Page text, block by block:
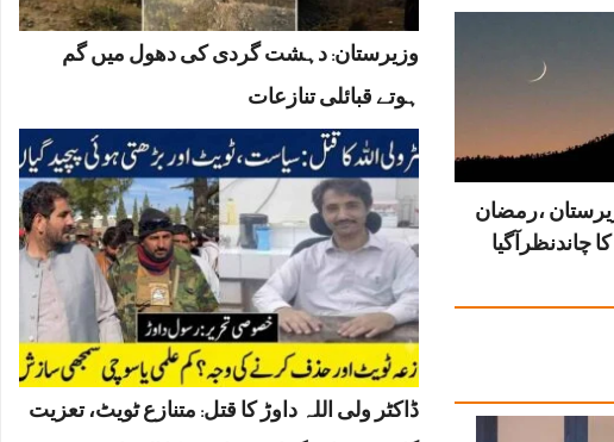
،رمضان
چاندنظرآگیا
وزیرستان: دہشت گردی کی دھول میں گم
ہوتے قبائلی تنازعات
ڈاکٹر ولی اللہ داوڑ کا قتل: متنازع ٹویٹ، تعزیت